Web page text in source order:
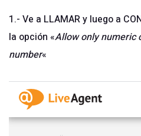
1.- Ve a LLAMAR y luego a
la opción «Allow only numeric
number«